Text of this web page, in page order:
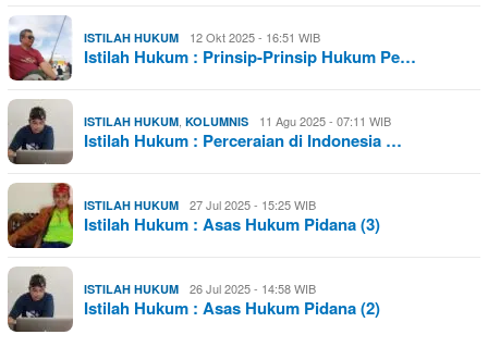
ISTILAH HUKUM 12 Okt 2025 - 16:51 WIB
Istilah Hukum : Prinsip-Prinsip Hukum Pe…
ISTILAH HUKUM KOLUMNIS 11 Agu 2025 - 07:11 WIB
Istilah Hukum : Perceraian di Indonesia …
ISTILAH HUKUM 27 Jul 2025 - 15:25 WIB
Istilah Hukum : Asas Hukum Pidana (3)
ISTILAH HUKUM 26 Jul 2025 - 14:58 WIB
Istilah Hukum : Asas Hukum Pidana (2)